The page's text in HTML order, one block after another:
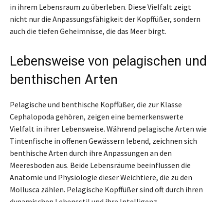
in ihrem Lebensraum zu überleben. Diese Vielfalt zeigt
nicht nur die Anpassungsfähigkeit der Kopffüßer, sondern
auch die tiefen Geheimnisse, die das Meer birgt.
Lebensweise von pelagischen und
benthischen Arten
Pelagische und benthische Kopffüßer, die zur Klasse
Cephalopoda gehören, zeigen eine bemerkenswerte
Vielfalt in ihrer Lebensweise. Während pelagische Arten wie
Tintenfische in offenen Gewässern lebend, zeichnen sich
benthische Arten durch ihre Anpassungen an den
Meeresboden aus. Beide Lebensräume beeinflussen die
Anatomie und Physiologie dieser Weichtiere, die zu den
Mollusca zählen. Pelagische Kopffüßer sind oft durch ihren